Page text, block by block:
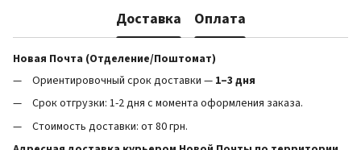
Доставка Оплата
Новая Почта (Отделение/Поштомат)
Ориентировочный срок доставки — 1–3 дня
Срок отгрузки: 1-2 дня с момента оформления заказа.
Стоимость доставки: от 80 грн.